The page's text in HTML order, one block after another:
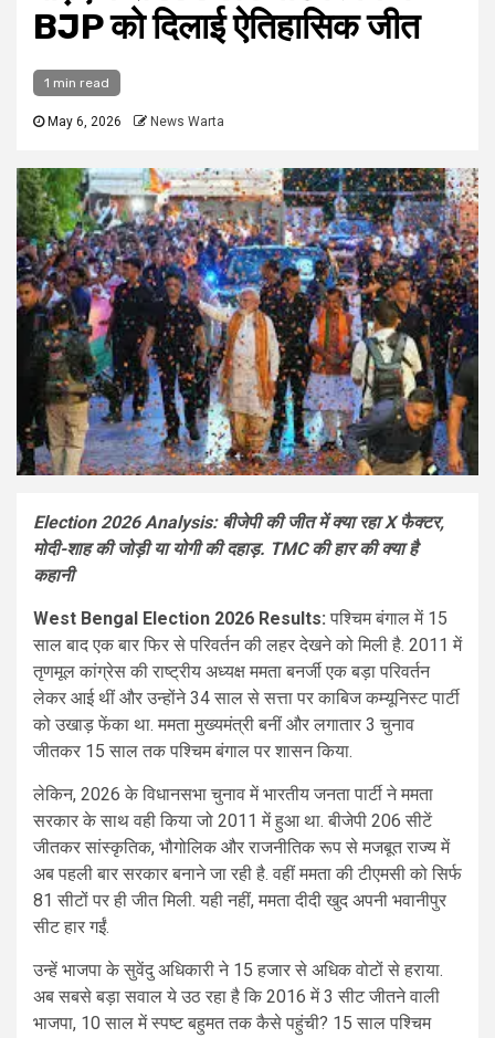
BJP को दिलाई ऐतिहासिक जीत
1 min read
May 6, 2026 News Warta
Election 2026 Analysis: बीजेपी की जीत में क्या रहा X फैक्टर,
मोदी-शाह की जोड़ी या योगी की दहाड़. TMC की हार की क्या है
कहानी
West Bengal Election 2026 Results: पश्चिम बंगाल में 15
साल बाद एक बार फिर से परिवर्तन की लहर देखने को मिली है. 2011 में
तृणमूल कांग्रेस की राष्ट्रीय अध्यक्ष ममता बनर्जी एक बड़ा परिवर्तन
लेकर आई थीं और उन्होंने 34 साल से सत्ता पर काबिज कम्यूनिस्ट पार्टी
को उखाड़ फेंका था. ममता मुख्यमंत्री बनीं और लगातार 3 चुनाव
जीतकर 15 साल तक पश्चिम बंगाल पर शासन किया.
लेकिन, 2026 के विधानसभा चुनाव में भारतीय जनता पार्टी ने ममता
सरकार के साथ वही किया जो 2011 में हुआ था. बीजेपी 206 सीटें
जीतकर सांस्कृतिक, भौगोलिक और राजनीतिक रूप से मजबूत राज्य में
अब पहली बार सरकार बनाने जा रही है. वहीं ममता की टीएमसी को सिर्फ
81 सीटों पर ही जीत मिली. यही नहीं, ममता दीदी खुद अपनी भवानीपुर
सीट हार गईं.
उन्हें भाजपा के सुवेंदु अधिकारी ने 15 हजार से अधिक वोटों से हराया.
अब सबसे बड़ा सवाल ये उठ रहा है कि 2016 में 3 सीट जीतने वाली
भाजपा, 10 साल में स्पष्ट बहुमत तक कैसे पहुंची? 15 साल पश्चिम